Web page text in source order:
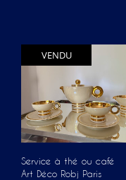
VENDU
Service à thé ou café
Art Déco Robj Paris